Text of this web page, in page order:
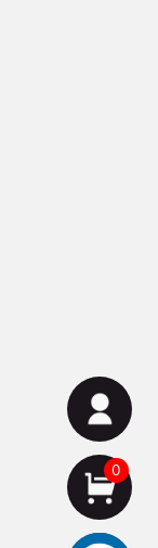
0